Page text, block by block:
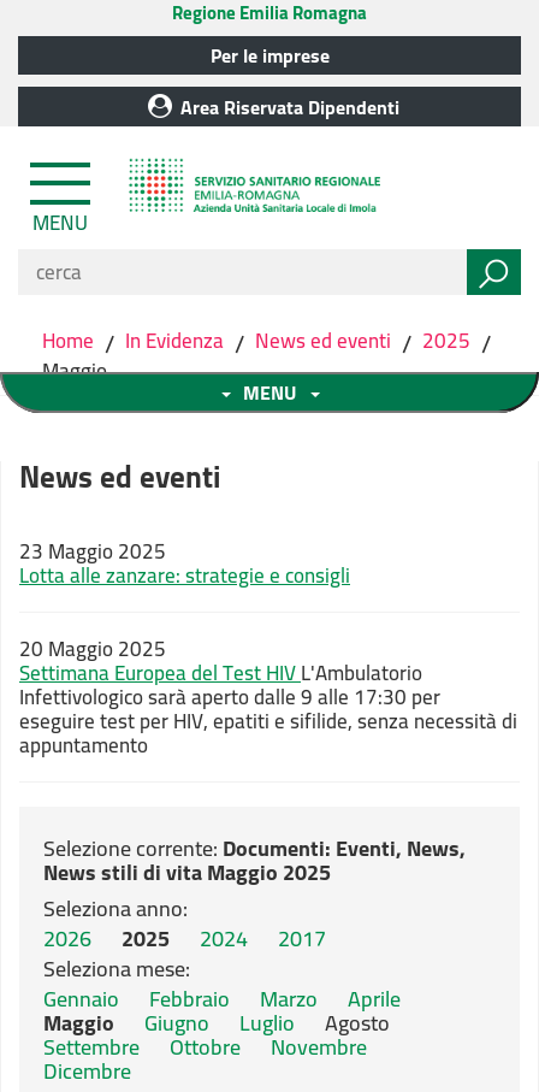
Regione Emilia Romagna
Per le imprese
Area Riservata Dipendenti
MENU
Home / In Evidenza / News ed eventi / 2025 /
Maggio
MENU
News ed eventi
23 Maggio 2025
Lotta alle zanzare: strategie e consigli
20 Maggio 2025
Settimana Europea del Test HIVL'Ambulatorio
Infettivologico sarà aperto dalle 9 alle 17:30 per
eseguire test per HIV, epatiti e sifilide, senza necessità di
appuntamento
Selezione corrente:Documenti: Eventi, News,
News stili di vita Maggio 2025
Seleziona anno:
2026 2025 2024 2017
Seleziona mese:
Gennaio Febbraio Marzo Aprile
Maggio Giugno Luglio Agosto
Settembre Ottobre Novembre
Dicembre